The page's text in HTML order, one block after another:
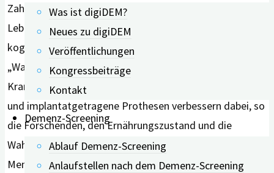
Was ist digiDEM?
Neues zu digiDEM
Veröffentlichungen
Kongressbeiträge
Kontakt
Demenz-Screening
Ablauf Demenz-Screening
Anlaufstellen nach dem Demenz-Screening
Zahnprothesen – die gleichzeitig auch ein Stück
Lebensqualität bedeutet – ist also hilfreich, um die
kognitiven Fähigkeiten zu verbessern und die
„Wahrscheinlichkeit einer Demenz oder Alzheimer-
Krankheit“ zu verringern. Herkömmliche Zahnprothesen
und implantatgetragene Prothesen verbessern dabei, so
die Forschenden, den Ernährungszustand und die
Wahrnehmung der Mundgesundheit bei älteren
Menschen erheblich und „steigern damit ihre kognitiven